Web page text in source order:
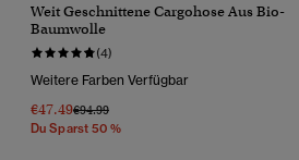
Weit Geschnittene Cargohose Aus Bio-
Baumwolle
(4)
Weitere Farben Verfügbar
€47.49Preis Wurde Reduziert Von
€94.99Bis
Du Sparst 50 %